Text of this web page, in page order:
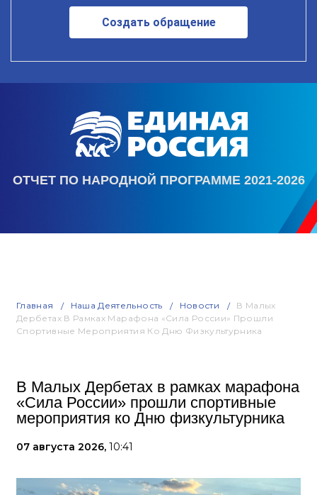
Создать обращение
ОТЧЕТ ПО НАРОДНОЙ ПРОГРАММЕ 2021-2026
Главная Наша Деятельность Новости
В Малых
Дербетах В Рамках Марафона «Сила России» Прошли
Спортивные Мероприятия Ко Дню Физкультурника
В Малых Дербетах в рамках марафона
«Сила России» прошли спортивные
мероприятия ко Дню физкультурника
07 августа 2026, 10:41